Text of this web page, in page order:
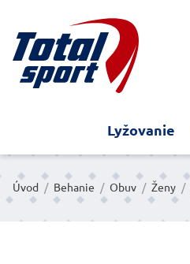
Lyžovanie
Úvod / Behanie / Obuv / Ženy /